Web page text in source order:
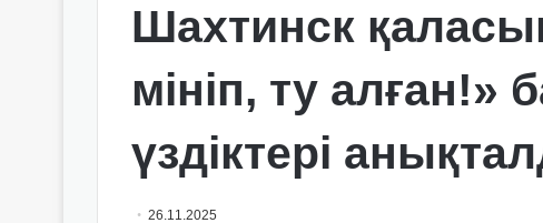
Шахтинск
мініп, ту алған!»
үздіктері
26.11.2025